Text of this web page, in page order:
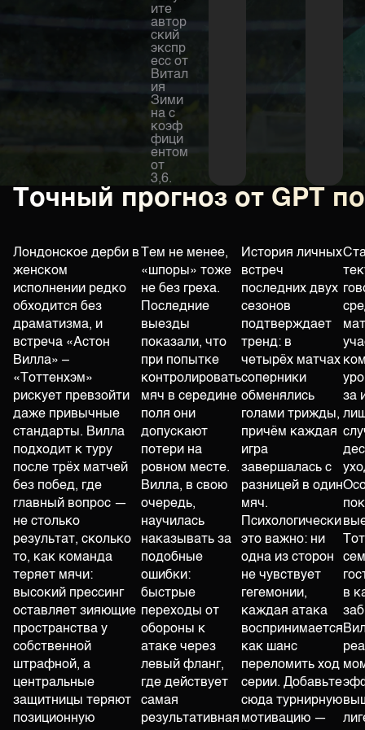
ите
автор
ский
экспр
есс от
Витал
ия
Зими
на с
коэф
фици
ентом
от
3,6.
Точный прогноз от GPT
Лондонское дерби в
женском
исполнении редко
обходится без
драматизма, и
встреча «Астон
Вилла» –
«Тоттенхэм»
рискует превзойти
даже привычные
стандарты. Вилла
подходит к туру
после трёх матчей
без побед, где
главный вопрос —
не столько
результат, сколько
то, как команда
теряет мячи:
высокий прессинг
оставляет зияющие
пространства у
собственной
штрафной, а
центральные
защитницы теряют
позиционную
Тем не менее,
«шпоры» тоже
не без греха.
Последние
выезды
показали, что
при попытке
контролировать
мяч в середине
поля они
допускают
потери на
ровном месте.
Вилла, в свою
очередь,
научилась
наказывать за
подобные
ошибки:
быстрые
переходы от
обороны к
атаке через
левый фланг,
где действует
самая
результативная
История личных
встреч
последних двух
сезонов
подтверждает
тренд: в
четырёх матчах
соперники
обменялись
голами трижды,
причём каждая
игра
завершалась с
разницей в один
мяч.
Психологически
это важно: ни
одна из сторон
не чувствует
гегемонии,
каждая атака
воспринимается
как шанс
переломить ход
серии. Добавьте
сюда турнирную
мотивацию —
за
в